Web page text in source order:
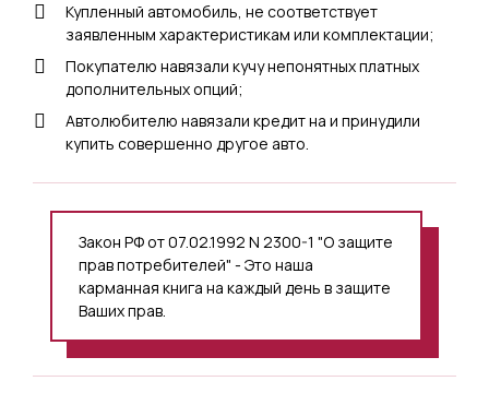
Купленный автомобиль, не соответствует
заявленным характеристикам или комплектации;
Покупателю навязали кучу непонятных платных
дополнительных опций;
Автолюбителю навязали кредит на и принудили
купить совершенно другое авто.
Закон РФ от 07.02.1992 N 2300-1 "О защите
прав потребителей" - Это наша
карманная книга на каждый день в защите
Ваших прав.